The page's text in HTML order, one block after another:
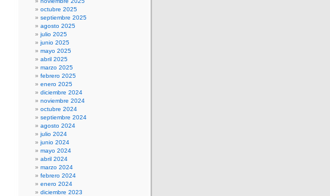
octubre 2025
septiembre 2025
agosto 2025
julio 2025
junio 2025
mayo 2025
abril 2025
marzo 2025
febrero 2025
enero 2025
diciembre 2024
noviembre 2024
octubre 2024
septiembre 2024
agosto 2024
julio 2024
junio 2024
mayo 2024
abril 2024
marzo 2024
febrero 2024
enero 2024
diciembre 2023